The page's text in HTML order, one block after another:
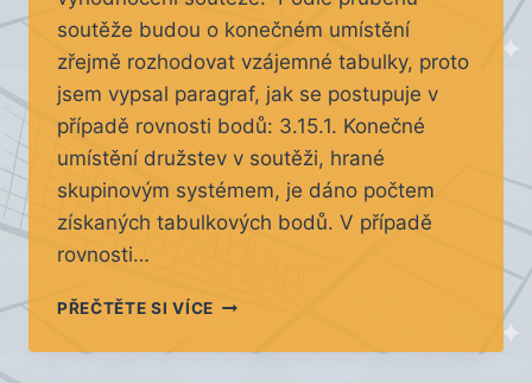
soutěže budou o konečném umístění
zřejmě rozhodovat vzájemné tabulky, proto
jsem vypsal paragraf, jak se postupuje v
případě rovnosti bodů: 3.15.1. Konečné
umístění družstev v soutěži, hrané
skupinovým systémem, je dáno počtem
získaných tabulkových bodů. V případě
rovnosti…
PŘEČTĚTE SI VÍCEZNÁMÉ
13.